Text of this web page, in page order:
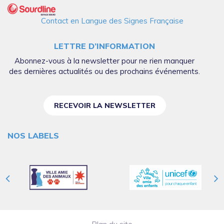
Contact en Langue des Signes Française
LETTRE D’INFORMATION
Abonnez-vous à la newsletter pour ne rien manquer
des dernières actualités ou des prochains événements.
RECEVOIR LA NEWSLETTER
NOS LABELS